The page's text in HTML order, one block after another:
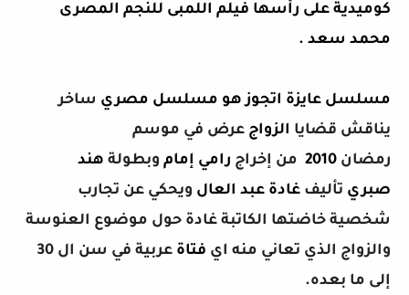
كوميدية على رأسها فيلم اللمبى للنجم المصرى
محمد سعد .
مسلسل عايزة اتجوز هو مسلسل مصري ساخر
يناقش قضايا الزواج عرض في موسم
رمضان 2010 من إخراج رامي إمام وبطولة هند
صبري تأليف غادة عبد العال ويحكي عن تجارب
شخصية خاضتها الكاتبة غادة حول موضوع العنوسة
والزواج الذي تعاني منه اي فتاة
عربية في سن ال 30
إلى ما بعده.